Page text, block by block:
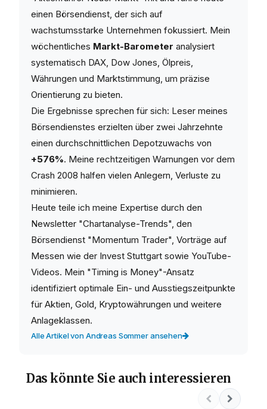
einen Börsendienst, der sich auf
wachstumsstarke Unternehmen fokussiert. Mein
wöchentliches Markt-Barometer analysiert
systematisch DAX, Dow Jones, Ölpreis,
Währungen und Marktstimmung, um präzise
Orientierung zu bieten.
Die Ergebnisse sprechen für sich: Leser meines
Börsendienstes erzielten über zwei Jahrzehnte
einen durchschnittlichen Depotzuwachs von
+576%. Meine rechtzeitigen Warnungen vor dem
Crash 2008 halfen vielen Anlegern, Verluste zu
minimieren.
Heute teile ich meine Expertise durch den
Newsletter "Chartanalyse-Trends", den
Börsendienst "Momentum Trader", Vorträge auf
Messen wie der Invest Stuttgart sowie YouTube-
Videos. Mein "Timing is Money"-Ansatz
identifiziert optimale Ein- und Ausstiegszeitpunkte
für Aktien, Gold, Kryptowährungen und weitere
Anlageklassen.
Alle Artikel von Andreas Sommer ansehen
Das könnte Sie auch interessieren